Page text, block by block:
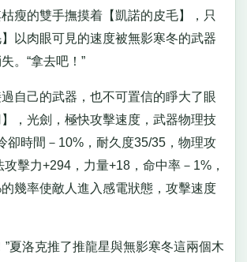
瘦的雙手撫摸着【凱諾的皮毛】，只
以肉眼可見的速度被無影寒冬的武器
。“拿去吧！”
己的武器，也不可置信的睜大了眼
，光劍，極快攻擊速度，武器物理技
卻時間－10%，耐久度35/35，物理攻
擊力+294，力量+18，命中率－1%，
幾率使敵人進入感電狀態，攻擊速度
洛克推了推龍星與無影寒冬這兩個木